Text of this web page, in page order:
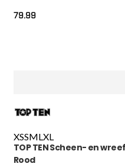
79.99
XSSML XL
TOP TEN Scheen- en
Rood